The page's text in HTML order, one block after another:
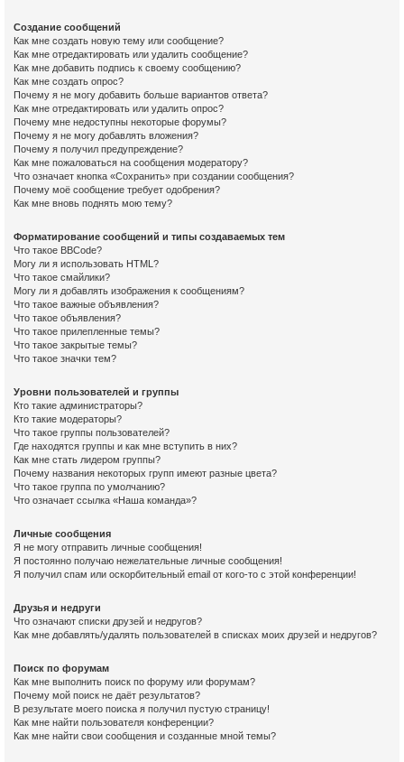
Создание сообщений
Как мне создать новую тему или сообщение?
Как мне отредактировать или удалить сообщение?
Как мне добавить подпись к своему сообщению?
Как мне создать опрос?
Почему я не могу добавить больше вариантов ответа?
Как мне отредактировать или удалить опрос?
Почему мне недоступны некоторые форумы?
Почему я не могу добавлять вложения?
Почему я получил предупреждение?
Как мне пожаловаться на сообщения модератору?
Что означает кнопка «Сохранить» при создании сообщения?
Почему моё сообщение требует одобрения?
Как мне вновь поднять мою тему?
Форматирование сообщений и типы создаваемых тем
Что такое BBCode?
Могу ли я использовать HTML?
Что такое смайлики?
Могу ли я добавлять изображения к сообщениям?
Что такое важные объявления?
Что такое объявления?
Что такое прилепленные темы?
Что такое закрытые темы?
Что такое значки тем?
Уровни пользователей и группы
Кто такие администраторы?
Кто такие модераторы?
Что такое группы пользователей?
Где находятся группы и как мне вступить в них?
Как мне стать лидером группы?
Почему названия некоторых групп имеют разные цвета?
Что такое группа по умолчанию?
Что означает ссылка «Наша команда»?
Личные сообщения
Я не могу отправить личные сообщения!
Я постоянно получаю нежелательные личные сообщения!
Я получил спам или оскорбительный email от кого-то с этой конференции!
Друзья и недруги
Что означают списки друзей и недругов?
Как мне добавлять/удалять пользователей в списках моих друзей и недругов?
Поиск по форумам
Как мне выполнить поиск по форуму или форумам?
Почему мой поиск не даёт результатов?
В результате моего поиска я получил пустую страницу!
Как мне найти пользователя конференции?
Как мне найти свои сообщения и созданные мной темы?